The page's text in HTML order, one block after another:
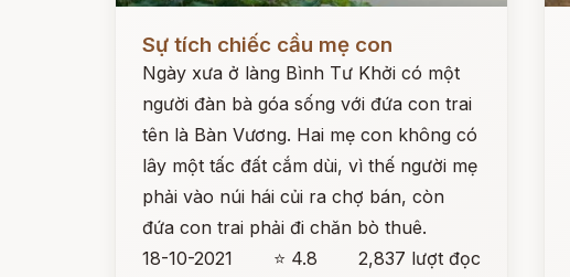
Sự tích chiếc cầu mẹ con
Ngày xưa ở làng Bình Tư Khởi có một
người đàn bà góa sống với đứa con trai
tên là Bàn Vương. Hai mẹ con không có
lây một tấc đất cắm dùi, vì thế người mẹ
phải vào núi hái củi ra chợ bán, còn
đứa con trai phải đi chăn bò thuê.
18-10-2021
⭐ 4.8
2,837 lượt đọc